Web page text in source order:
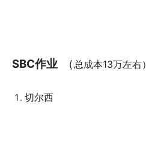
SBC作业 （总成本13万左右）
切尔西